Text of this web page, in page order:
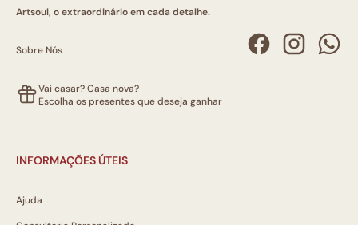
Artsoul, o extraordinário em cada detalhe.
Sobre Nós
Vai casar? Casa nova?
Escolha os presentes que deseja ganhar
INFORMAÇÕES ÚTEIS
Ajuda